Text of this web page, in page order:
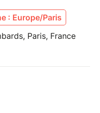
: Europe/Paris
Paris, France